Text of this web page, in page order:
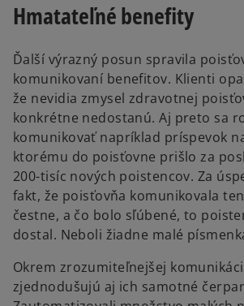
Hmatateľné benefity
Ďalší výrazný posun spravila
komunikovaní benefitov. Klienti
že nevidia zmysel zdravotnej
konkrétne nedostanú. Aj preto sa
komunikovať napríklad príspevok
ktorému do poisťovne prišlo za
200-tisíc nových poistencov. Za
fakt, že poisťovňa komunikovala
čestne, a čo bolo sľúbené, to
dostal. Neboli žiadne malé
Okrem zrozumiteľnejšej
zjednodušujú aj ich samotné